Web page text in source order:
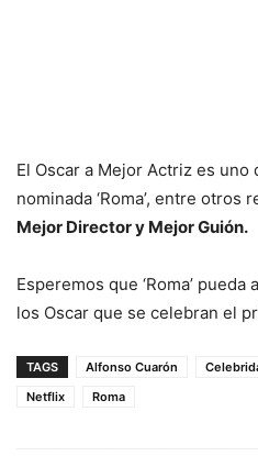
El Oscar a Mejor Actriz es uno
nominada ‘Roma’, entre otros
Mejor Director y Mejor Guión.
Esperemos que ‘Roma’
los Oscar que se celebran el
TAGS Alfonso Cuarón
Netflix
Roma